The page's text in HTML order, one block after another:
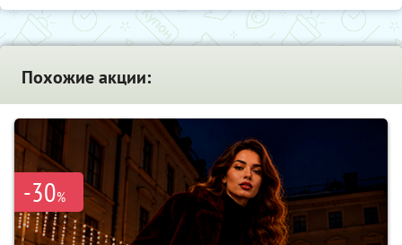
Похожие акции:
-30%